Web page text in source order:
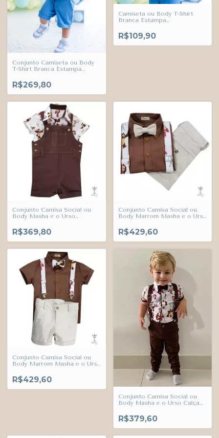
Conjunto Camiseta ou Body
T-Shirt Branca Estampa
da Criança e Bermuda Azul
Maya Esporte Fino Índigo
Trend
R$269,80
Camiseta ou Body T-Shirt
Branca Estampa
da Criança Adulto Infantil
Bebê Índigo Trend
R$109,90
Conjunto Camisa Social ou
Body Masha e o Urso
Fino Índigo Trend
R$369,80
Conjunto Camisa Social ou
Body Marrom Masha e o Urso
Gravata Borboleta Branca e
Suspensório Masha e o Urso
Índigo Trend
R$429,60
Conjunto Camisa Social ou
Body Marrom Masha e o Urso
Gravata Borboleta e
Suspensório Masha e o Urso
Índigo Trend
R$429,60
Conjunto Camisa Social ou
Body Masha e o Urso Calça
Borboleta e Suspensório
Marrom Índigo Trend
R$379,60